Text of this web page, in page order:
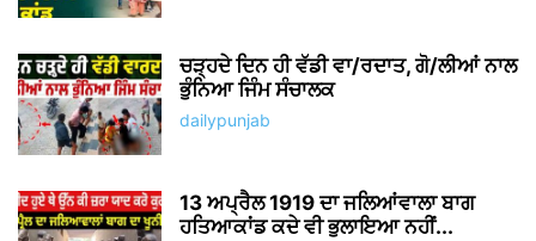
ਚੜ੍ਹਦੇ ਦਿਨ ਹੀ ਵੱਡੀ ਵਾ/ਰਦਾਤ, ਗੋ/ਲੀਆਂ ਨਾਲ
ਭੁੰਨਿਆ ਜਿੰਮ ਸੰਚਾਲਕ
dailypunjab
13 ਅਪ੍ਰੈਲ 1919 ਦਾ ਜਲਿਆਂਵਾਲਾ ਬਾਗ
ਹਤਿਆਕਾਂਡ ਕਦੇ ਵੀ ਭੁਲਾਇਆ ਨਹੀਂ...